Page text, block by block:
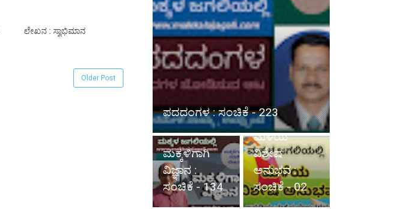
ಲೇಖನ : ಸ್ವಾಭಿಮಾನ
Older Post
ಮಕ್ಕಳಿಗಾಗಿ ವಿಜ್ಞಾನ : ಸಂಚಿಕೆ - 134
ಮಳೆಯ
ವಿಶೇಷ
ಅನುಭವ :
ಸಂಚಿಕೆ - 02
ಸ್ಫೂರ್ತಿಯ
ಮಾತುಗಳು :
ಸಂಚಿಕೆ - 226